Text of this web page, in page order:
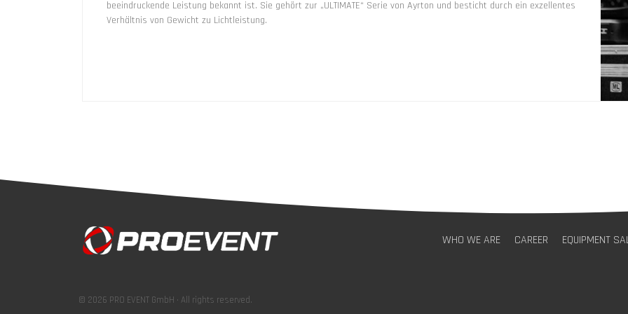
beeindruckende Leistung bekannt ist. Sie gehört zur „ULTIMATE“ Serie von Ayrton und besticht durch ein exzellentes
Verhältnis von Gewicht zu Lichtleistung.
WHO WE ARE CAREER EQUIPMENT
© 2026 PRO EVENT GmbH · All rights reserved.